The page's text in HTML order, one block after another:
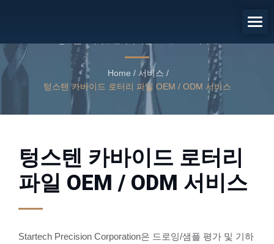
/ ODM 서비스
Home / 서비스 /
텅스텐 카바이드 로터리 파일 OEM / ODM 서비스
텅스텐 카바이드 로터리
파일 OEM / ODM 서비스
Startech Precision Corporation은 드로잉/샘플 평가 및 기하